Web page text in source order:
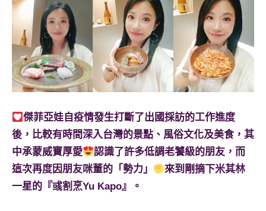
持、
窟
泰
國
旅
書
作
者、
發
表
傑菲亞娃自疫情發生打斷了出國採訪的工作進度
後，比較有時間深入台灣的景點、風俗文化及美食，其
中承蒙威寶厚愛
認識了許多低調老饕級的朋友，而
這次再度因朋友咪董的「勢力」
來到剛摘下米其林
一星的『彧割烹Yu Kapo』。